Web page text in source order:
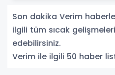
Son dakika Verim
ilgili tüm sıcak
edebilirsiniz.
Verim ile ilgili 50 haber